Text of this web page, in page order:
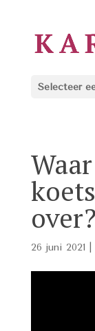
Selecteer
over?
26 juni 2021